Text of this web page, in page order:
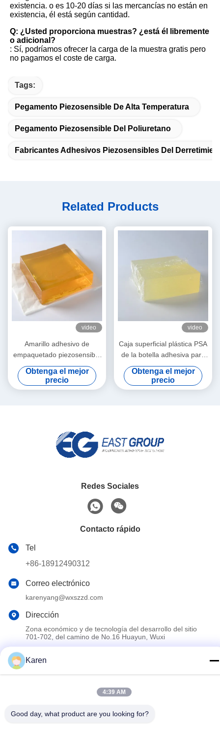
existencia. o es 10-20 días si las mercancías no están en
existencia, él está según cantidad.
Q: ¿Usted proporciona muestras? ¿está él libremente
o adicional?
: Sí, podríamos ofrecer la carga de la muestra gratis pero
no pagamos el coste de carga.
Tags:
Pegamento Piezosensible De Alta Temperatura
Pegamento Piezosensible Del Poliuretano
Fabricantes Adhesivos Piezosensibles Del
Related Products
video
Amarillo adhesivo de
empaquetado piezosensible
del derretimiento caliente
para las cubiertas plásticas
del tejido mojado
Obtenga el mejor
precio
video
Caja superficial plástica PSA
de la botella adhesiva para
el papel de etiqueta auto-
adhesivo
Obtenga el mejor
precio
Redes Sociales
Contacto rápido
Tel
+86-18912490312
Correo electrónico
karenyang@wxszzd.com
Dirección
Zona económico y de tecnología del desarrollo del sitio
701-702, del camino de No.16 Huayun, Wuxi
de PUR Proveedor. Derecho de autor 2022-2026 Wuxi East
Karen
4:39 AM
Good day, what product are you looking for?